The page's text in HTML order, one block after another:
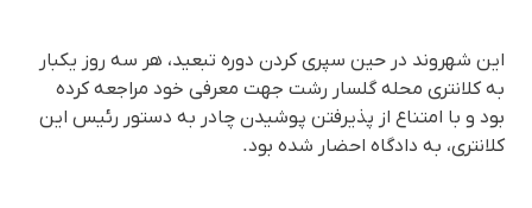
این شهروند در حین سپری کردن دوره تبعید، هر سه روز یکبار
به کلانتری محله گلسار رشت جهت معرفی خود مراجعه کرده
بود و با امتناع از پذیرفتن پوشیدن چادر به دستور رئیس این
کلانتری، به دادگاه احضار شده بود.